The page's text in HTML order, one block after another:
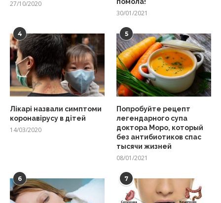
27/10/2020
30/01/2021
4
Лікарі назвали симптоми
коронавірусу в дітей
14/03/2020
5
Попробуйте рецепт
легендарного супа
доктора Моро, который
без антибиотиков спас
тысячи жизней
08/01/2021
6 7